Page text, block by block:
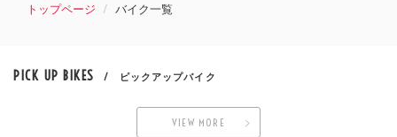
トップページ バイク一覧
PICK UP BIKES / ピックアップバイク
VIEW MORE